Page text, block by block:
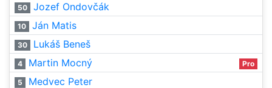
50 Jozef Ondovčák
10 Ján Matis
30 Lukáš Beneš
4 Martin Mocný Pro
5 Medvec Peter